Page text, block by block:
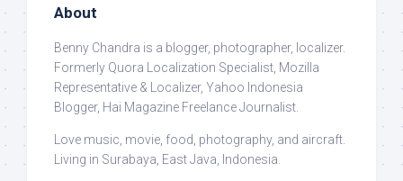
About
Benny Chandra is a blogger, photographer, localizer.
Formerly Quora Localization Specialist, Mozilla
Representative & Localizer, Yahoo Indonesia
Blogger, Hai Magazine Freelance Journalist.
Love music, movie, food, photography, and aircraft.
Living in Surabaya, East Java, Indonesia.